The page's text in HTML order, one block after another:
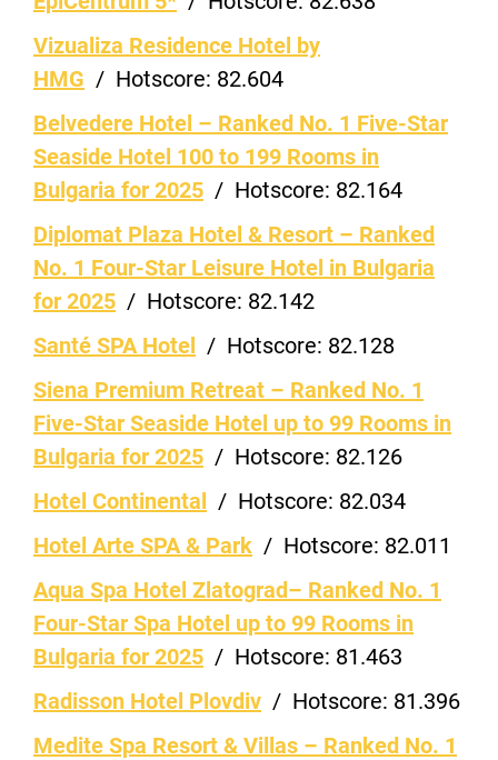
Vizualiza Residence Hotel by
HMG / Hotscore: 82.604
Belvedere Hotel – Ranked No. 1 Five-Star
Seaside Hotel 100 to 199 Rooms in
Bulgaria for 2025 / Hotscore: 82.164
Diplomat Plaza Hotel & Resort – Ranked
No. 1 Four-Star Leisure Hotel in Bulgaria
for 2025 / Hotscore: 82.142
Santé SPA Hotel / Hotscore: 82.128
Siena Premium Retreat – Ranked No. 1
Five-Star Seaside Hotel up to 99 Rooms in
Bulgaria for 2025 / Hotscore: 82.126
Hotel Continental / Hotscore: 82.034
Hotel Arte SPA & Park / Hotscore: 82.011
Aqua Spa Hotel Zlatograd– Ranked No. 1
Four-Star Spa Hotel up to 99 Rooms in
Bulgaria for 2025 / Hotscore: 81.463
Radisson Hotel Plovdiv / Hotscore: 81.396
Medite Spa Resort & Villas – Ranked No. 1